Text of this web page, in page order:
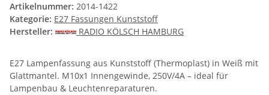
Artikelnummer: 2014-1422
Kategorie: E27 Fassungen Kunststoff
Hersteller:
RADIO KÖLSCH HAMBURG
E27 Lampenfassung aus Kunststoff (Thermoplast) in Weiß mit
Glattmantel. M10x1 Innengewinde, 250V/4A – ideal für
Lampenbau & Leuchtenreparaturen.